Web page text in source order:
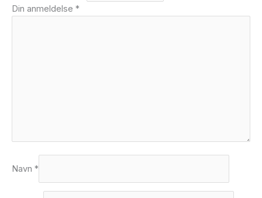
Din anmeldelse *
Navn *